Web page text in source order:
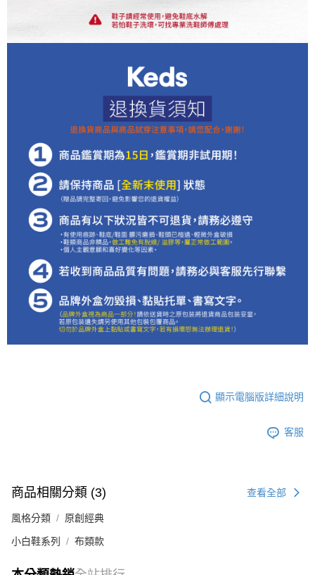
顯示電腦版詳細說明
客服
商品相關分類 (3) 查看全部
風格分類 原創經典
小白鞋系列 布類款